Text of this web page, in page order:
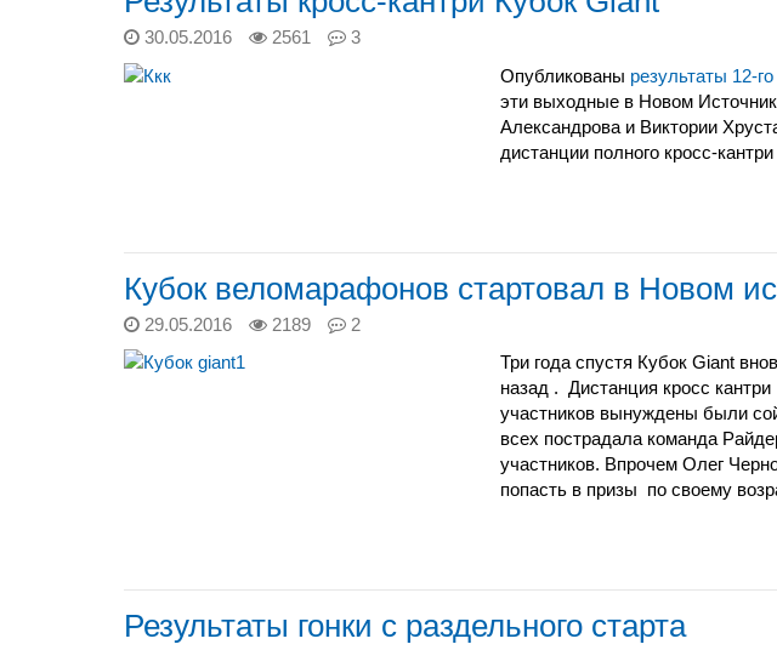
30.05.2016 2561
3
Опубликованы результаты 12-
эти выходные в Новом
Александрова и Виктории
дистанции полного кросс-
Кубок веломарафонов стартовал в Новом
29.05.2016 2189
2
Три года спустя Кубок Giant
назад . Дистанция кросс
участников вынуждены были
всех пострадала команда
участников. Впрочем Олег
попасть в призы по своему
Результаты гонки с раздельного старта